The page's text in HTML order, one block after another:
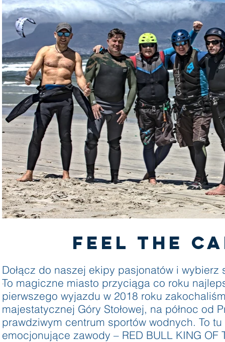
FEEL THE
.
Dołącz do naszej ekipy pasjonatów i
To magiczne miasto przyciąga co roku
pierwszego wyjazdu w 2018 roku
majestatycznej Góry Stołowej, na północ od
prawdziwym centrum sportów wodnych. To
emocjonujące zawody – RED BULL KING OF